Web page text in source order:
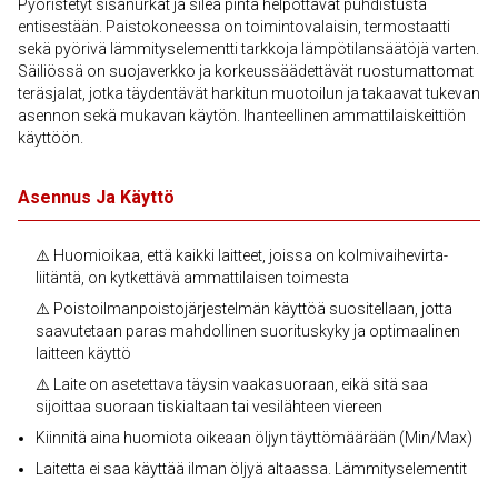
Pyöristetyt sisänurkat ja sileä pinta helpottavat puhdistusta
entisestään. Paistokoneessa on toimintovalaisin, termostaatti
sekä pyörivä lämmityselementti tarkkoja lämpötilansäätöjä varten.
Säiliössä on suojaverkko ja korkeussäädettävät ruostumattomat
teräsjalat, jotka täydentävät harkitun muotoilun ja takaavat tukevan
asennon sekä mukavan käytön. Ihanteellinen ammattilaiskeittiön
käyttöön.
Asennus Ja Käyttö
⚠️ Huomioikaa, että kaikki laitteet, joissa on kolmivaihevirta-
liitäntä, on kytkettävä ammattilaisen toimesta
⚠️ Poistoilmanpoistojärjestelmän käyttöä suositellaan, jotta
saavutetaan paras mahdollinen suorituskyky ja optimaalinen
laitteen käyttö
⚠️ Laite on asetettava täysin vaakasuoraan, eikä sitä saa
sijoittaa suoraan tiskialtaan tai vesilähteen viereen
Kiinnitä aina huomiota oikeaan öljyn täyttömäärään (Min/Max)
Laitetta ei saa käyttää ilman öljyä altaassa. Lämmityselementit